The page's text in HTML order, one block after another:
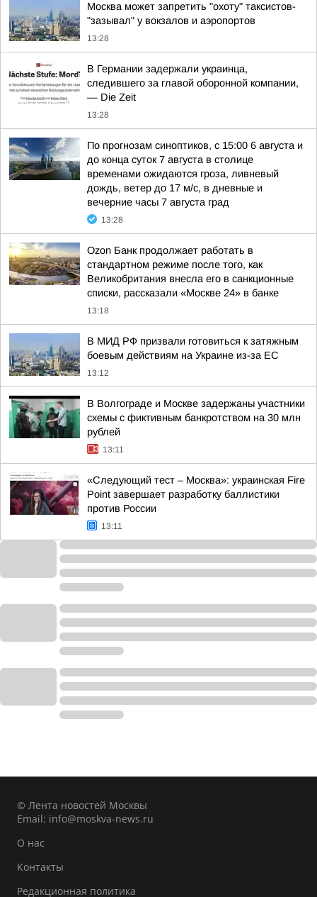
Москва может запретить "охоту" таксистов-
"зазывал" у вокзалов и аэропортов
13:28
В Германии задержали украинца,
следившего за главой оборонной компании,
— Die Zeit
13:28
По прогнозам синоптиков, с 15:00 6 августа и
до конца суток 7 августа в столице
временами ожидаются гроза, ливневый
дождь, ветер до 17 м/с, в дневные и
вечерние часы 7 августа град
13:28
Ozon Банк продолжает работать в
стандартном режиме после того, как
Великобритания внесла его в санкционные
списки, рассказали «Москве 24» в банке
13:18
В МИД РФ призвали готовиться к затяжным
боевым действиям на Украине из-за ЕС
13:12
В Волгограде и Москве задержаны участники
схемы с фиктивным банкротством на 30 млн
рублей
13:11
«Следующий тест – Москва»: украинская Fire
Point завершает разработку баллистики
против России
13:11
© Лента новостей Москвы
Email: info@moskva-news.ru
О нас
Контакты
Редакционная политика